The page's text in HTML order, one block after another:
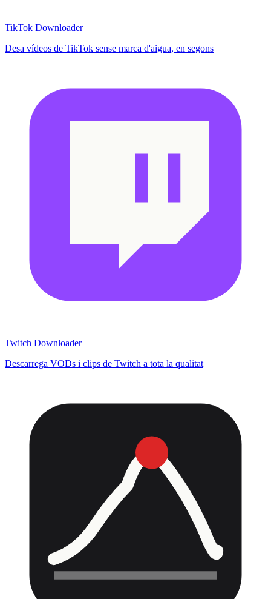
TikTok Downloader
Desa vídeos de TikTok sense marca d'aigua, en segons
Twitch Downloader
Descarrega VODs i clips de Twitch a tota la qualitat